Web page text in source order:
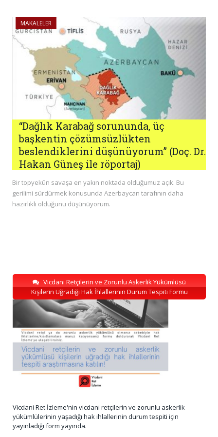
MAKALELER
“Dağlık Karabağ sorununda, üç
başkentin çözümsüzlükten
beslendiklerini düşünüyorum” (Doç. Dr.
Hakan Güneş ile röportaj)
Bir topyekûn savaşa en yakın noktada olduğumuz açık. Bu
gerilimi sürdürmek konusunda Azerbaycan tarafının daha
hazırlıklı olduğunu düşünüyorum.
Vicdani Retçilerin ve Zorunlu Askerlik Yükümlüsü
Kişilerin Uğradığı Hak İhlallerinin Durum Tespiti Formu
Vicdani Ret İzleme'nin vicdani retçilerin ve zorunlu askerlik
yükümlülerinin yaşadığı hak ihlallerinin durum tespiti için
yayınladığı form yayında.